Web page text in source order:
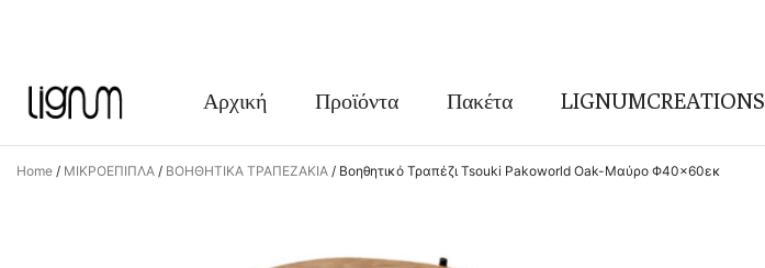
Αρχική Προϊόντα Πακέτα LIGNUMCREATIONS
Home / ΜΙΚΡΟΕΠΙΠΛΑ / ΒΟΗΘΗΤΙΚΑ ΤΡΑΠΕΖΑΚΙΑ / Βοηθητικό Τραπέζι Tsouki Pakoworld Oak-Μαύρο Φ40×60εκ